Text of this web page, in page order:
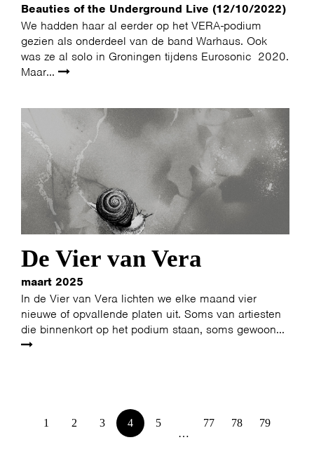
Beauties of the Underground Live (12/10/2022)
We hadden haar al eerder op het VERA-podium
gezien als onderdeel van de band Warhaus. Ook
was ze al solo in Groningen tijdens Eurosonic 2020.
Maar...
De Vier van Vera
maart 2025
In de Vier van Vera lichten we elke maand vier
nieuwe of opvallende platen uit. Soms van artiesten
die binnenkort op het podium staan, soms gewoon...
1 2 3 4
5
…
77 78 79